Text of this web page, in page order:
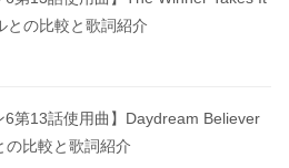
との比較と歌詞紹介
6第13話使用曲】Daydream Believer
の比較と歌詞紹介